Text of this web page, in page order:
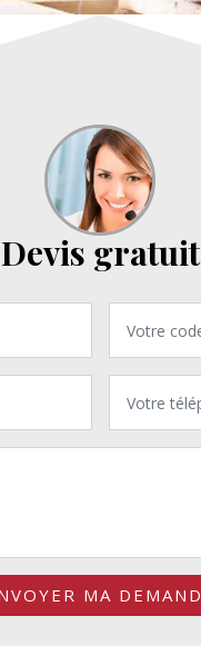
Devis gratuit